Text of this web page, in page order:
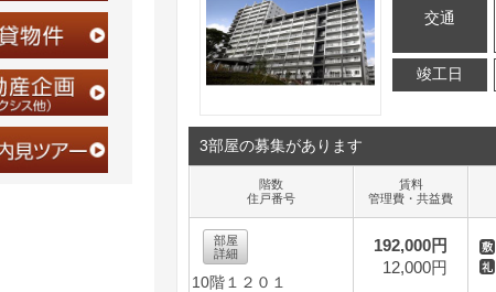
交通
竣工日
3部屋の募集があります
階数
住戸番号
賃料
管理費・共益費
部屋
詳細
10階１２０１
192,000円
12,000円